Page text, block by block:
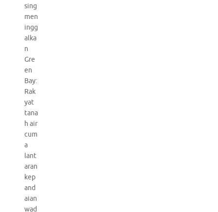
sing
men
ingg
alka
n
Gre
en
Bay:
Rak
yat
tana
h air
cum
a
lant
aran
kep
and
aian
wad